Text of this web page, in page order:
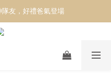
隊友，好禮爸氣登場
隊友，好禮爸氣登場
按摩環｜新品預購88折！✨
行｜快閃第二站-台南